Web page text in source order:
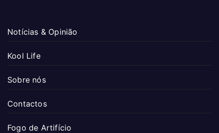
Notícias & Opinião
Kool Life
Sobre nós
Contactos
Fogo de Artifício